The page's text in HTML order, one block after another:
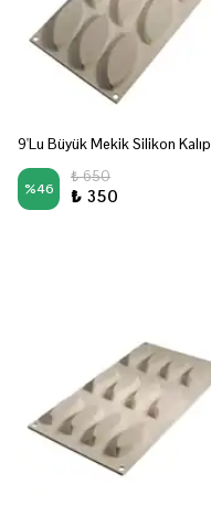
9'Lu Büyük Mekik Silikon Kalıp
%46
₺ 650
₺ 350